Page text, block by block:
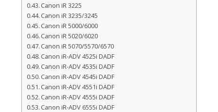
Canon iR 3225
Canon iR 3235/3245
Canon iR 5000/6000
Canon iR 5020/6020
Canon iR 5070/5570/6570
Canon iR-ADV 4525i DADF
Canon iR-ADV 4535i DADF
Canon iR-ADV 4545i DADF
Canon iR-ADV 4551i DADF
Canon iR-ADV 4555i DADF
Canon iR-ADV 6555i DADF